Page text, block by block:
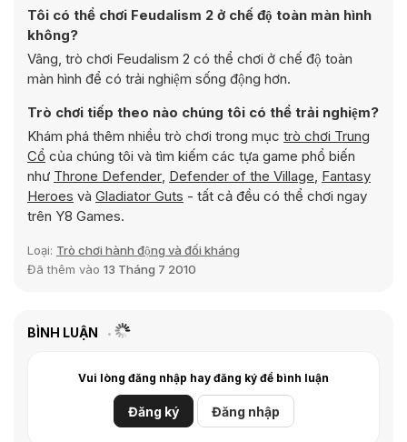
Tôi có thể chơi Feudalism 2 ở chế độ toàn màn hình
không?
Vâng, trò chơi Feudalism 2 có thể chơi ở chế độ toàn
màn hình để có trải nghiệm sống động hơn.
Trò chơi tiếp theo nào chúng tôi có thể trải nghiệm?
Khám phá thêm nhiều trò chơi trong mục trò chơi Trung
Cổ của chúng tôi và tìm kiếm các tựa game phổ biến
như Throne Defender, Defender of the Village, Fantasy
Heroes và Gladiator Guts - tất cả đều có thể chơi ngay
trên Y8 Games.
Loại: Trò chơi hành động và đối kháng
Đã thêm vào 13 Tháng 7 2010
BÌNH LUẬN
Vui lòng đăng nhập hay đăng ký để bình luận
Đăng ký Đăng nhập